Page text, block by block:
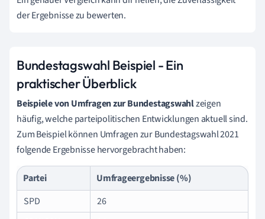
der Ergebnisse zu bewerten.
Bundestagswahl Beispiel - Ein
praktischer Überblick
Beispiele von Umfragen zur Bundestagswahlzeigen
häufig, welche parteipolitischen Entwicklungen aktuell sind.
Zum Beispiel können Umfragen zur Bundestagswahl 2021
folgende Ergebnisse hervorgebracht haben:
Partei
Umfrageergebnisse (%)
SPD
26